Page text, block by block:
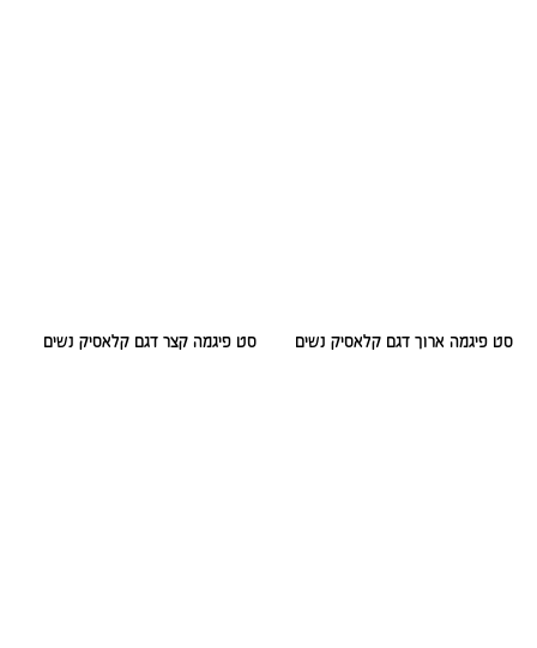
סט פיגמה ארוך דגם קלאסיק נשים סט פיגמה קצר דגם קלאסיק נשים